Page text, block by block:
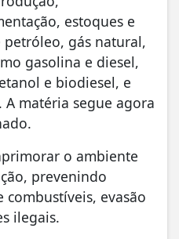
estoques e
petróleo, gás natural,
gasolina e diesel,
e biodiesel, e
matéria segue agora
o ambiente
prevenindo
evasão
ilegais.